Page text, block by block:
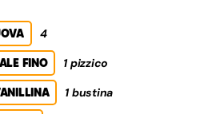
4
FINO 1 pizzico
1 bustina